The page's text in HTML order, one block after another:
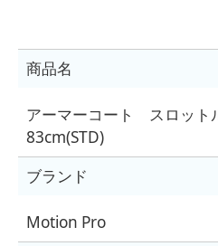
商品名
アーマーコート スロット
83cm(STD)
ブランド
Motion Pro